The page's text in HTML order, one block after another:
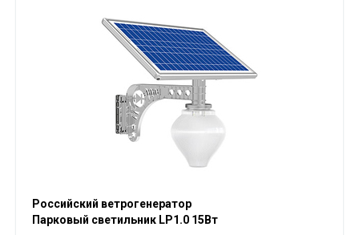
Российский ветрогенератор
Парковый светильник LP1.0 15Вт